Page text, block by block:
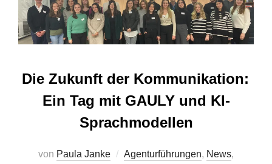
Die Zukunft der Kommunikation:
Ein Tag mit GAULY und KI-
Sprachmodellen
von Paula Janke Agenturführungen, News,